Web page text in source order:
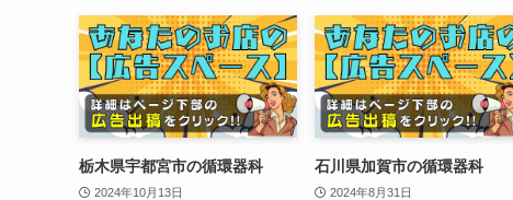
栃木県宇都宮市の循環器科
2024年10月13日
石川県加賀市の循環器科
2024年8月31日